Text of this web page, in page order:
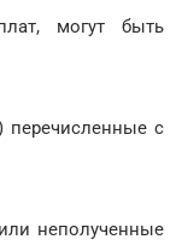
могут быть
перечисленные с
неполученные